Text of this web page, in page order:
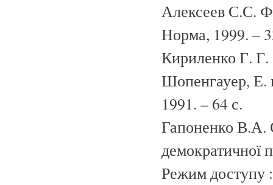
Алексеев С.С.
Норма, 1999. –
Кириленко Г. Г.
Шопенгауер, Е.
1991. – 64 с.
Гапоненко В.А.
демократичної
Режим доступу